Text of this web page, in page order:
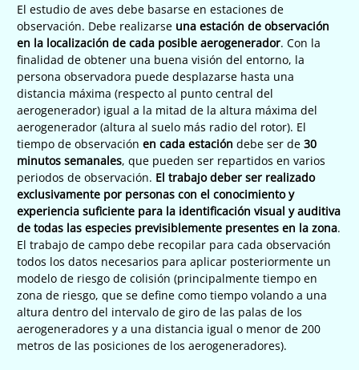
El estudio de aves debe basarse en estaciones de
observación. Debe realizarse una estación de observación
en la localización de cada posible aerogenerador. Con la
finalidad de obtener una buena visión del entorno, la
persona observadora puede desplazarse hasta una
distancia máxima (respecto al punto central del
aerogenerador) igual a la mitad de la altura máxima del
aerogenerador (altura al suelo más radio del rotor). El
tiempo de observación en cada estación debe ser de 30
minutos semanales, que pueden ser repartidos en varios
periodos de observación. El trabajo deber ser realizado
exclusivamente por personas con el conocimiento y
experiencia suficiente para la identificación visual y auditiva
de todas las especies previsiblemente presentes en la zona.
El trabajo de campo debe recopilar para cada observación
todos los datos necesarios para aplicar posteriormente un
modelo de riesgo de colisión (principalmente tiempo en
zona de riesgo, que se define como tiempo volando a una
altura dentro del intervalo de giro de las palas de los
aerogeneradores y a una distancia igual o menor de 200
metros de las posiciones de los aerogeneradores).